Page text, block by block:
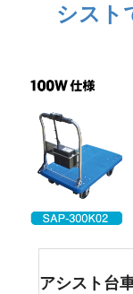
シスト
アシスト台